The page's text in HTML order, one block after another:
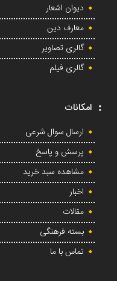
دیوان اشعار
معارف دین
گالری تصاویر
گالری فیلم
امکانات
ارسال سوال شرعی
پرسش و پاسخ
مشاهده سبد خرید
اخبار
مقالات
بسته فرهنگی
تماس با ما